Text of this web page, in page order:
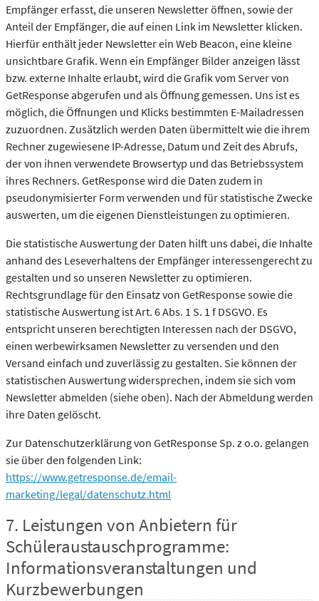
Empfänger erfasst, die unseren Newsletter öffnen, sowie der
Anteil der Empfänger, die auf einen Link im Newsletter klicken.
Hierfür enthält jeder Newsletter ein Web Beacon, eine kleine
unsichtbare Grafik. Wenn ein Empfänger Bilder anzeigen lässt
bzw. externe Inhalte erlaubt, wird die Grafik vom Server von
GetResponse abgerufen und als Öffnung gemessen. Uns ist es
möglich, die Öffnungen und Klicks bestimmten E-Mailadressen
zuzuordnen. Zusätzlich werden Daten übermittelt wie die ihrem
Rechner zugewiesene IP-Adresse, Datum und Zeit des Abrufs,
der von ihnen verwendete Browsertyp und das Betriebssystem
ihres Rechners. GetResponse wird die Daten zudem in
pseudonymisierter Form verwenden und für statistische Zwecke
auswerten, um die eigenen Dienstleistungen zu optimieren.
Die statistische Auswertung der Daten hilft uns dabei, die Inhalte
anhand des Leseverhaltens der Empfänger interessengerecht zu
gestalten und so unseren Newsletter zu optimieren.
Rechtsgrundlage für den Einsatz von GetResponse sowie die
statistische Auswertung ist Art. 6 Abs. 1 S. 1 f DSGVO. Es
entspricht unseren berechtigten Interessen nach der DSGVO,
einen werbewirksamen Newsletter zu versenden und den
Versand einfach und zuverlässig zu gestalten. Sie können der
statistischen Auswertung widersprechen, indem sie sich vom
Newsletter abmelden (siehe oben). Nach der Abmeldung werden
ihre Daten gelöscht.
Zur Datenschutzerklärung von GetResponse Sp. z o.o. gelangen
sie über den folgenden Link:
https://www.getresponse.de/email-
marketing/legal/datenschutz.html
7. Leistungen von Anbietern für
Schüleraustauschprogramme:
Informationsveranstaltungen und
Kurzbewerbungen